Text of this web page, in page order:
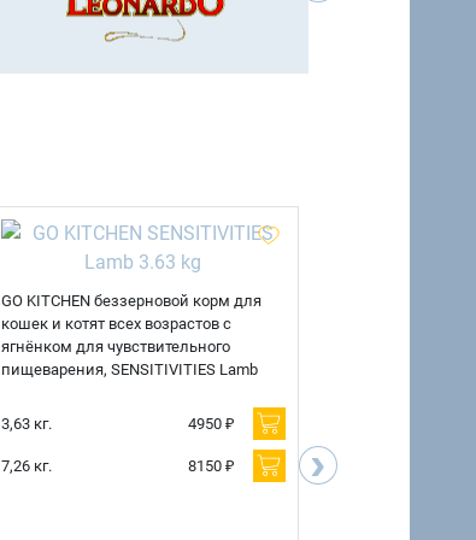
GO KITCHEN беззерновой корм для
кошек и котят всех возрастов с
ягнёнком для чувствительного
пищеварения, SENSITIVITIES Lamb
3,63 кг. 4950 ₽
7,26 кг. 8150 ₽ 7,26 кг.
›